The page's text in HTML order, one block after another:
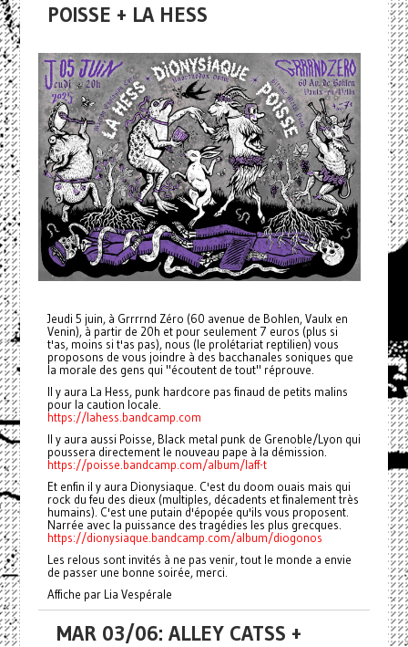
POISSE + LA HESS
Jeudi 5 juin, à Grrrrnd Zéro (60 avenue de Bohlen, Vaulx en
Venin), à partir de 20h et pour seulement 7 euros (plus si
t'as, moins si t'as pas), nous (le prolétariat reptilien) vous
proposons de vous joindre à des bacchanales soniques que
la morale des gens qui "écoutent de tout" réprouve.
Il y aura La Hess, punk hardcore pas finaud de petits malins
pour la caution locale.
https://lahess.bandcamp.com
Il y aura aussi Poisse, Black metal punk de Grenoble/Lyon qui
poussera directement le nouveau pape à la démission.
https://poisse.bandcamp.com/album/laff-t
Et enfin il y aura Dionysiaque. C'est du doom ouais mais qui
rock du feu des dieux (multiples, décadents et finalement très
humains). C'est une putain d'épopée qu'ils vous proposent.
Narrée avec la puissance des tragédies les plus grecques.
https://dionysiaque.bandcamp.com/album/diogonos
Les relous sont invités à ne pas venir, tout le monde a envie
de passer une bonne soirée, merci.
Affiche par Lia Vespérale
MAR 03/06: ALLEY CATSS +